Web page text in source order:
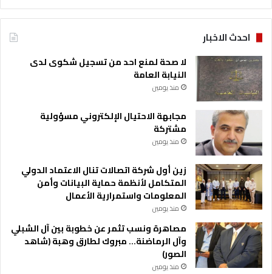
ل
ب
ة
ا
ل
ج
ا
ت
ا
ل
ر
ب
ي
ة
احدث الاخبار
لا صحة لمنع احد من تسجيل شكوى لدى
النيابة العامة
منذ يومين
مجابهة الاحتيال الإلكتروني مسؤولية
مشتركة
منذ يومين
زين أول شركة اتصالات تنال الاعتماد الدولي
المتكامل لأنظمة حماية البيانات وأمن
المعلومات واستمرارية الأعمال
منذ يومين
مصاهرة ونسب تثمر عن خطوبة بين آل الشبلي
وآل الرماضنة… مبروك لطارق وهبة (شاهد
الصور)
منذ يومين